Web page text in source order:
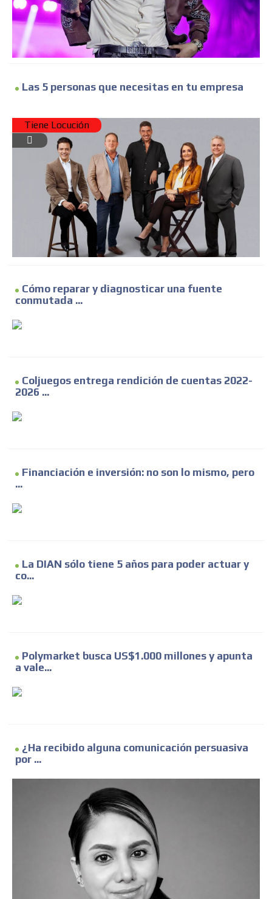
Las 5 personas que necesitas en tu empresa
Tiene Locución
Cómo reparar y diagnosticar una fuente
conmutada ...
Coljuegos entrega rendición de cuentas 2022-
2026 ...
Financiación e inversión: no son lo mismo, pero
...
La DIAN sólo tiene 5 años para poder actuar y
co...
Polymarket busca US$1.000 millones y apunta
a vale...
¿Ha recibido alguna comunicación persuasiva
por ...